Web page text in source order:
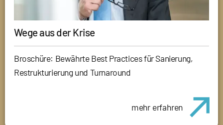
Wege aus der Krise
Broschüre: Bewährte Best Practices für Sanierung,
Restrukturierung und Turnaround
mehr erfahren